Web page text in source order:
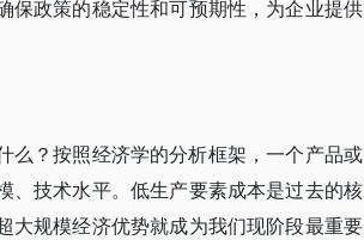
保政策的稳定性和可预期性，为企业提供
么？按照经济学的分析框架，一个产品或
、技术水平。低生产要素成本是过去的核
大规模经济优势就成为我们现阶段最重要